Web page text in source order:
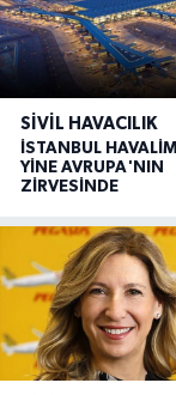
SIVIL HAVACILIK
İSTANBUL
YİNE AVRUPA'NIN
ZİRVESİNDE